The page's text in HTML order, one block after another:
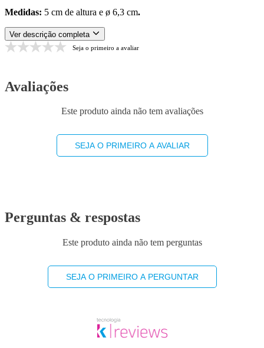
Medidas: 5 cm de altura e ø 6,3 cm.
Ver descrição completa
Seja o primeiro a avaliar
Avaliações
Este produto ainda não tem avaliações
SEJA O PRIMEIRO A AVALIAR
Perguntas & respostas
Este produto ainda não tem perguntas
SEJA O PRIMEIRO A PERGUNTAR